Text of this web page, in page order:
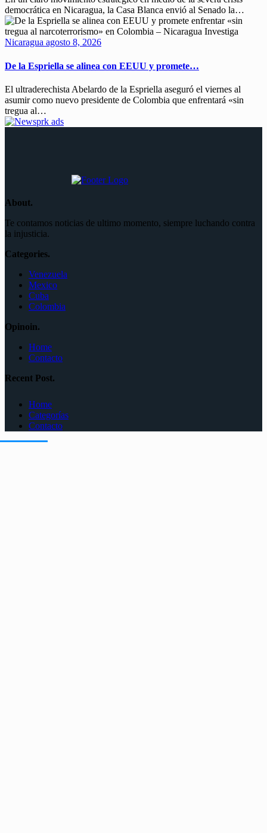
democrática en Nicaragua, la Casa Blanca envió al Senado la…
Nicaragua agosto 8, 2026
De la Espriella se alinea con EEUU y promete…
El ultraderechista Abelardo de la Espriella aseguró el viernes al
asumir como nuevo presidente de Colombia que enfrentará «sin
tregua al…
About.
Te contamos noticias de ultimo momento, siempre luchando contra
la injusticia.
Categories.
Venezuela
Mexico
Cuba
Colombia
Opinoin.
Home
Contacto
Recent Post.
Home
Categorías
Contacto